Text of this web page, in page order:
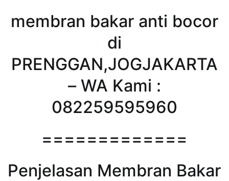
membran bakar anti bocor
di
PRENGGAN,JOGJAKARTA
– WA Kami :
082259595960
=============
Penjelasan Membran Bakar